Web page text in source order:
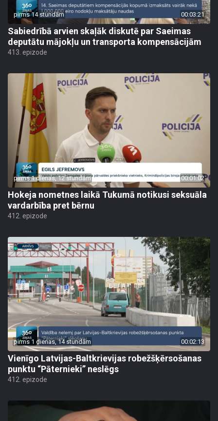
pirms 14 stundām 00:03:21
Sabiedrībā arvien skaļāk diskutē par Saeimas
deputātu mājokļu un transporta kompensācijām
413. epizode
pirms 1 dienas, 12 stundām 00:01:02
Hokeja nometnes laikā Tukumā notikusi seksuāla
vardarbība pret bērnu
412. epizode
pirms 1 dienas, 14 stundām 00:02:13
Vienīgo Latvijas-Baltkrievijas robežšķērsošanas
punktu “Pāternieki” neslēgs
412. epizode